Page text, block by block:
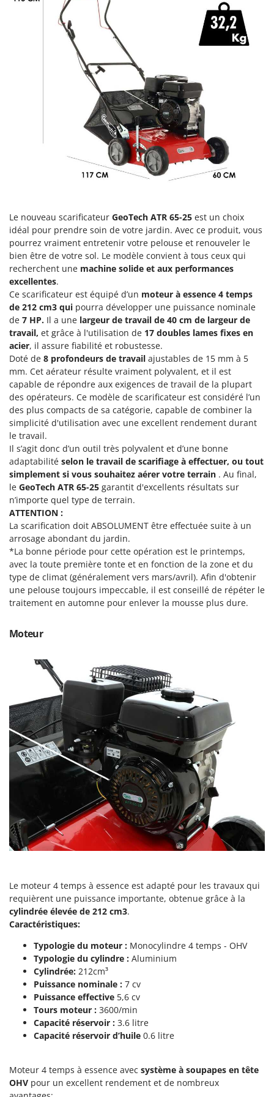
Fendeuses à bois
Filets pour la Récolte des olives
Filtres pour vin et huile
Floconneuses
Fouloirs - Égrappoirs
Fourches pour tracteur
Fours d'extérieur - intérieur pour pizza et cuisine
Fours électriques
Fraises à neige
G
Générateurs d'air chaud
Godets à terre basculants pour tracteur
Groupes électrogènes
Gyrobroyeurs à lame pour tracteur
H
Haches - Cognées et Hachettes
Hachoirs à viande
Herses à Dents
Herses Rotatives
L
Lames à neige
Lames niveleuses pour tracteur
Lave-vitres
Lieuses électriques pour vignes
M
Machines à pâtes
Machines pour la transformation des fruits
Machines sous vide
Motobineuses
Motoculteurs
Moulins à céréales électriques
Moulins à farine
N
Nettoyeurs et Balais à vapeur
Nettoyeurs haute pression
Nettoyeurs tapis, moquettes et tapisseries
P
Peignes vibreurs et Secoueurs à olives
Pelles rétros pour tracteur
Perches Élagueuses
Pétrins à Spirale
Planteuses de pommes de terre pour tracteur
Plateaux de coupe pour tracteur
Plumeuses
Pompes de transfert
Pompes immergées électriques
Postes à souder
Poussoirs à saucisse
Pressoirs à fruits
Pressoirs à Raisin
Comet
Cresco
Cruccolini
Docma
Dominion
Dreame
E
EcoFlow
Edilmark
Effeuno
Einhell
Elegen
Energy Gruppi
Enotecnica Pillan
Eschenfelder
EuroMech
Eurosystems
F
FAC
Fama Industrie
Famag
Famur
FARMER
FBC
Ferroni
FIAC
Fimar
FINI
Fiorentini
Fiskars
Flymo
Fontana Forni
Forest Master
Francini
Gardena
Garofalo
GeoTech
GeoTech Pro
Gierre
Ginko - MGM
Gipeco
Girmi
GRAEF
GreenBay
Greenworks
Le nouveau scarificateur GeoTech ATR 65-25 est un choix
idéal pour prendre soin de votre jardin. Avec ce produit, vous
pourrez vraiment entretenir votre pelouse et renouveler le
bien être de votre sol. Le modèle convient à tous ceux qui
recherchent une machine solide et aux performances
excellentes.
Ce scarificateur est équipé d’un moteur à essence 4 temps
de 212 cm3 qui pourra développer une puissance nominale
de 7 HP. Il a une largeur de travail de 40 cm de largeur de
travail, et grâce à l'utilisation de 17 doubles lames fixes en
acier, il assure fiabilité et robustesse.
Doté de 8 profondeurs de travail ajustables de 15 mm à 5
mm. Cet aérateur résulte vraiment polyvalent, et il est
capable de répondre aux exigences de travail de la plupart
des opérateurs. Ce modèle de scarificateur est considéré l’un
des plus compacts de sa catégorie, capable de combiner la
simplicité d'utilisation avec une excellent rendement durant
le travail.
Il s’agit donc d’un outil très polyvalent et d’une bonne
adaptabilité selon le travail de scarifiage à effectuer, ou tout
simplement si vous souhaitez aérer votre terrain . Au final,
le GeoTech ATR 65-25 garantit d'excellents résultats sur
n’importe quel type de terrain.
ATTENTION :
La scarification doit ABSOLUMENT être effectuée suite à un
arrosage abondant du jardin.
*La bonne période pour cette opération est le printemps,
avec la toute première tonte et en fonction de la zone et du
type de climat (généralement vers mars/avril). Afin d'obtenir
une pelouse toujours impeccable, il est conseillé de répéter le
traitement en automne pour enlever la mousse plus dure.
Moteur
Le moteur 4 temps à essence est adapté pour les travaux qui
requièrent une puissance importante, obtenue grâce à la
cylindrée élevée de 212 cm3.
Caractéristiques:
Typologie du moteur : Monocylindre 4 temps - OHV
Typologie du cylindre : Aluminium
Cylindrée: 212cm³
Puissance nominale : 7 cv
Puissance effective 5,6 cv
Tours moteur : 3600/min
Capacité réservoir : 3.6 litre
Capacité réservoir d’huile 0.6 litre
Moteur 4 temps à essence avec système à soupapes en tête
OHV pour un excellent rendement et de nombreux